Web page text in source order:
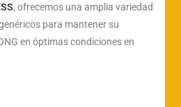
, ofrecemos una amplia variedad
para mantener su
en óptimas condiciones en